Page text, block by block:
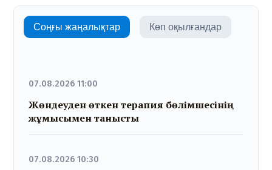
Соңғы жаңалықтар Көп оқылғандар
07.08.2026 11:00
Жөндеуден өткен терапия бөлімшесінің
жұмысымен танысты
07.08.2026 10:30